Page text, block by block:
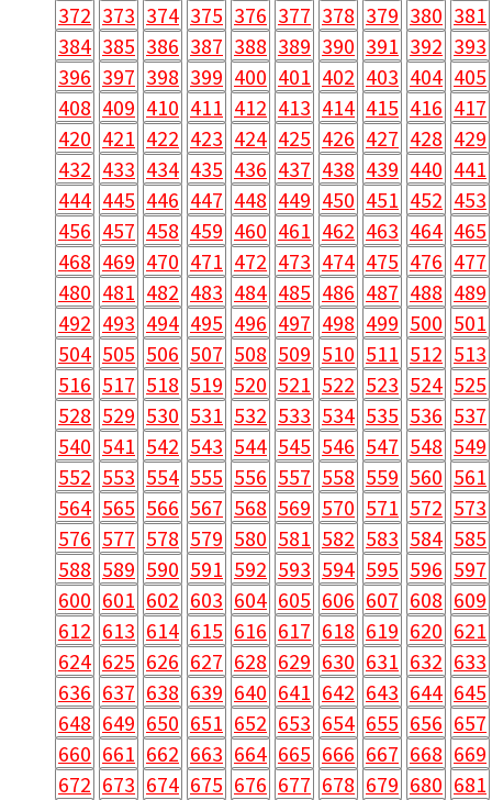
372 373 374 375 376 377 378 379 380 381
384 385 386 387 388 389 390 391 392 393
396 397 398 399 400 401 402 403 404 405
408 409 410 411 412 413 414 415 416 417
420 421 422 423 424 425 426 427 428 429
432 433 434 435 436 437 438 439 440 441
444 445 446 447 448 449 450 451 452 453
456 457 458 459 460 461 462 463 464 465
468 469 470 471 472 473 474 475 476 477
480 481 482 483 484 485 486 487 488 489
492 493 494 495 496 497 498 499 500 501
504 505 506 507 508 509 510 511 512 513
516 517 518 519 520 521 522 523 524 525
528 529 530 531 532 533 534 535 536 537
540 541 542 543 544 545 546 547 548 549
552 553 554 555 556 557 558 559 560 561
564 565 566 567 568 569 570 571 572 573
576 577 578 579 580 581 582 583 584 585
588 589 590 591 592 593 594 595 596 597
600 601 602 603 604 605 606 607 608 609
612 613 614 615 616 617 618 619 620 621
624 625 626 627 628 629 630 631 632 633
636 637 638 639 640 641 642 643 644 645
648 649 650 651 652 653 654 655 656 657
660 661 662 663 664 665 666 667 668 669
672 673 674 675 676 677 678 679 680 681